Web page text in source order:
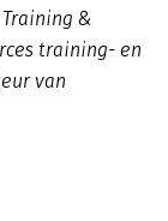
&
training- en
van